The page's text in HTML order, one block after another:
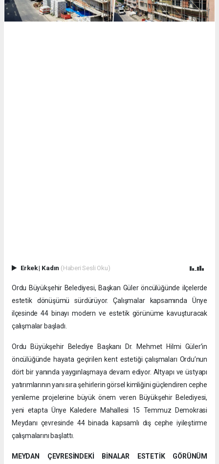
Erkek| Kadın (Haberi Sesli Oku)
Ordu Büyükşehir Belediyesi, Başkan Güler öncülüğünde ilçelerde
estetik dönüşümü sürdürüyor. Çalışmalar kapsamında Ünye
ilçesinde 44 binayı modern ve estetik görünüme kavuşturacak
çalışmalar başladı.
Ordu Büyükşehir Belediye Başkanı Dr. Mehmet Hilmi Güler’in
öncülüğünde hayata geçirilen kent estetiği çalışmaları Ordu’nun
dört bir yanında yaygınlaşmaya devam ediyor. Altyapı ve üstyapı
yatırımlarının yanı sıra şehirlerin görsel kimliğini güçlendiren cephe
yenileme projelerine büyük önem veren Büyükşehir Belediyesi,
yeni etapta Ünye Kaledere Mahallesi 15 Temmuz Demokrasi
Meydanı çevresinde 44 binada kapsamlı dış cephe iyileştirme
çalışmalarını başlattı.
MEYDAN ÇEVRESİNDEKİ BİNALAR ESTETİK GÖRÜNÜM